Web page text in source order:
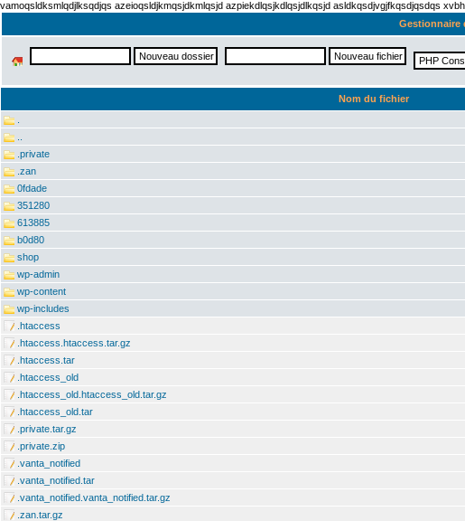
vamoqsldksmlqdjlksqdjqs azeioqsldjkmqsjdkmlqsjd azpiekdlqsjkdlqsjdlkqsjd asldkqsdjvgjfkqsdjqsdqs
Gestionnaire
Nom du fichier
.private
.zan
0fdade
351280
613885
b0d80
shop
wp-admin
wp-content
wp-includes
.htaccess
.htaccess.htaccess.tar.gz
.htaccess.tar
.htaccess_old
.htaccess_old.htaccess_old.tar.gz
.htaccess_old.tar
.private.tar.gz
.private.zip
.vanta_notified
.vanta_notified.tar
.vanta_notified.vanta_notified.tar.gz
.zan.tar.gz